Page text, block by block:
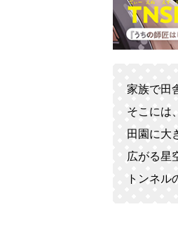
家族で田
そこには
田園に大
広がる星
トンネ